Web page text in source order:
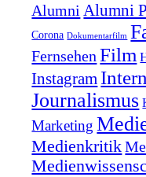
Alumni Alumni
Corona Dokumentarfilm
Fernsehen Film
Instagram
Journalismus
Marketing
Medienkritik